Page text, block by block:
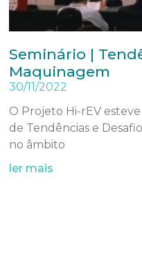
Seminário |
Maquinagem
30/11/2022
O Projeto Hi-rEV
de Tendências e
no âmbito
ler mais